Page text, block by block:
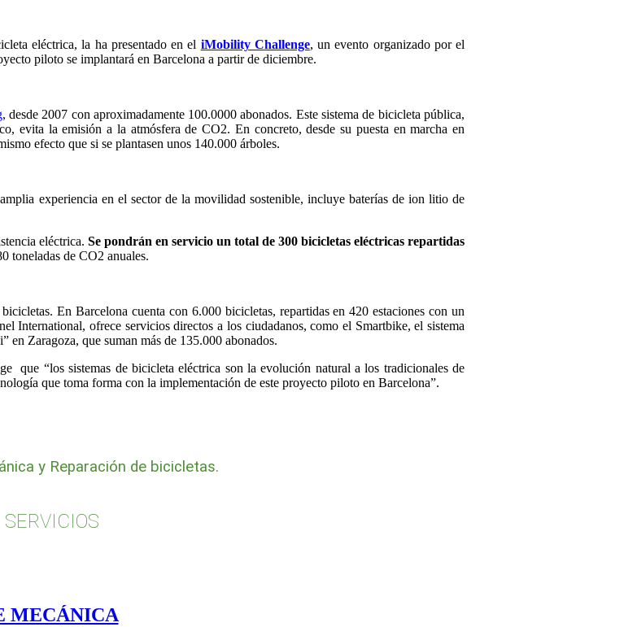
eléctrica, la ha presentado en el iMobility Challenge, un evento organizado por el
piloto se implantará en Barcelona a partir de diciembre.
, desde 2007 con aproximadamente 100.0000 abonados. Este sistema de bicicleta pública,
evita la emisión a la atmósfera de CO2. En concreto, desde su puesta en marcha en
efecto que si se plantasen unos 140.000 árboles.
experiencia en el sector de la movilidad sostenible, incluye baterías de ion litio de
eléctrica. Se pondrán en servicio un total de 300 bicicletas eléctricas repartidas
toneladas de CO2 anuales.
En Barcelona cuenta con 6.000 bicicletas, repartidas en 420 estaciones con un
International, ofrece servicios directos a los ciudadanos, como el Smartbike, el sistema
Zaragoza, que suman más de 135.000 abonados.
que “los sistemas de bicicleta eléctrica son la evolución natural a los tradicionales de
que toma forma con la implementación de este proyecto piloto en Barcelona”.
y Reparación de bicicletas.
MECÁNICA